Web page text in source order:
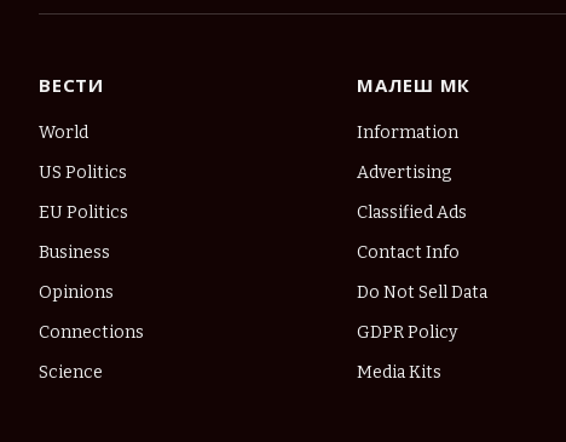
ВЕСТИ
World
US Politics
EU Politics
Business
Opinions
Connections
Science
МАЛЕШ МК
Information
Advertising
Classified Ads
Contact Info
Do Not Sell Data
GDPR Policy
Media Kits